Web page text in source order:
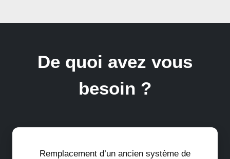
De quoi avez vous
besoin ?
Remplacement d’un ancien système de